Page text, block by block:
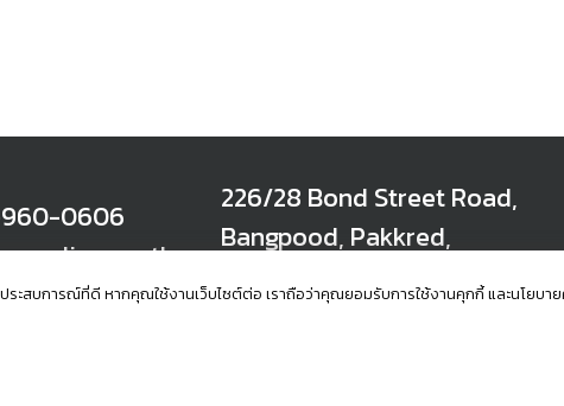
ระสบการณ์ที่ดี หากคุณใช้งานเว็บไซต์ต่อ เราถือว่าคุณยอมรับการใช้งานคุกกี้ และนโยบ
960-0606
226/28 Bond Street Road,
Bangpood, Pakkred,
Nonthaburi 11120 Thailand